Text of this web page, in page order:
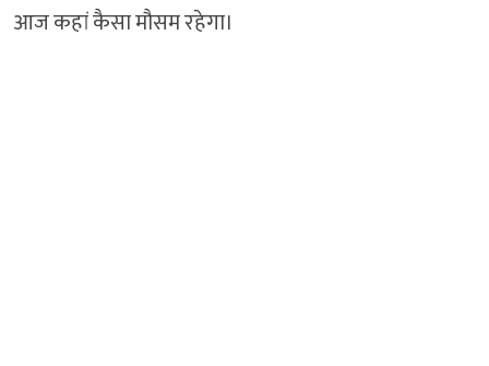
आज कहां कैसा मौसम रहेगा।